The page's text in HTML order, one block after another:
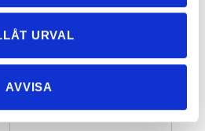
URVAL
AVVISA
VÅRA UTMÄRKELSER
AA kreditvärdiga aktiebolag
Offertas ambassadör